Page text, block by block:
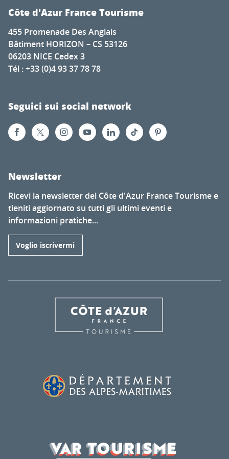
Côte d'Azur France Tourisme
455 Promenade Des Anglais
Bâtiment HORIZON – CS 53126
06203 NICE Cedex 3
Tél : +33 (0)4 93 37 78 78
Seguici sui social network
Newsletter
Ricevi la newsletter del Côte d'Azur France Tourisme e
tieniti aggiornato su tutti gli ultimi eventi e
informazioni pratiche...
Voglio iscrivermi